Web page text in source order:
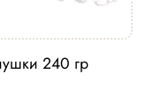
240 гр